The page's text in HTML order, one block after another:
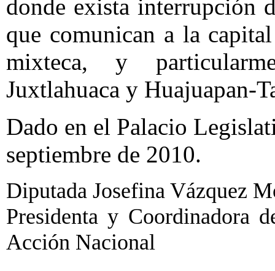
donde exista interrupción
que comunican a la
mixteca, y
Juxtlahuaca y Huajuapan-
Dado en el Palacio
septiembre de 2010.
Diputada Josefina Vázquez
Presidenta y Coordinadora
Acción Nacional